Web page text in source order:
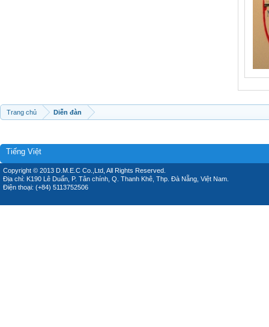
Trang chủ Diễn đàn
Tiếng Việt
Copyright © 2013 D.M.E.C Co.,Ltd, All Rights Reserved.
Địa chỉ: K190 Lê Duẩn, P. Tân chính, Q. Thanh Khê, Thp. Đà Nẵng, Việt Nam.
Điện thoại: (+84) 5113752506